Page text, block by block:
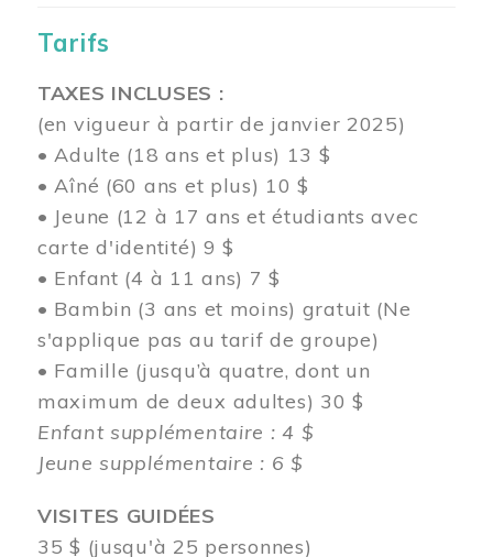
Tarifs
TAXES INCLUSES :
(en vigueur à partir de janvier 2025)
• Adulte (18 ans et plus) 13 $
• Aîné (60 ans et plus) 10 $
• Jeune (12 à 17 ans et étudiants avec
carte d'identité) 9 $
• Enfant (4 à 11 ans) 7 $
• Bambin (3 ans et moins) gratuit (Ne
s'applique pas au tarif de groupe)
• Famille (jusqu’à quatre, dont un
maximum de deux adultes) 30 $
Enfant supplémentaire : 4 $
Jeune supplémentaire : 6 $
VISITES GUIDÉES
35 $ (jusqu'à 25 personnes)